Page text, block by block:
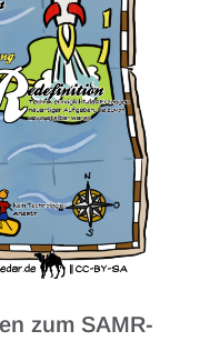
zum SAMR-